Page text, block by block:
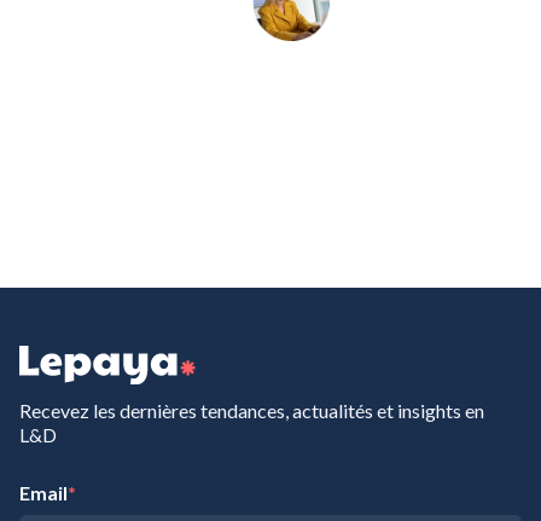
Recevez les dernières tendances, actualités et insights en
L&D
Email*